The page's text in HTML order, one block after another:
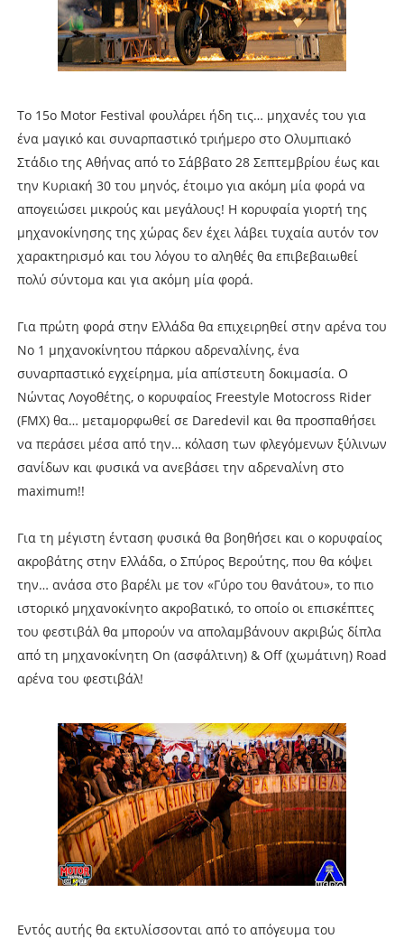
Το 15ο Motor Festival φουλάρει ήδη τις… μηχανές του για
ένα μαγικό και συναρπαστικό τριήμερο στο Ολυμπιακό
Στάδιο της Αθήνας από το Σάββατο 28 Σεπτεμβρίου έως και
την Κυριακή 30 του μηνός, έτοιμο για ακόμη μία φορά να
απογειώσει μικρούς και μεγάλους! Η κορυφαία γιορτή της
μηχανοκίνησης της χώρας δεν έχει λάβει τυχαία αυτόν τον
χαρακτηρισμό και του λόγου το αληθές θα επιβεβαιωθεί
πολύ σύντομα και για ακόμη μία φορά.
Για πρώτη φορά στην Ελλάδα θα επιχειρηθεί στην αρένα του
Νο 1 μηχανοκίνητου πάρκου αδρεναλίνης, ένα
συναρπαστικό εγχείρημα, μία απίστευτη δοκιμασία. Ο
Νώντας Λογοθέτης, ο κορυφαίος Freestyle Motocross Rider
(FMX) θα… μεταμορφωθεί σε Daredevil και θα προσπαθήσει
να περάσει μέσα από την… κόλαση των φλεγόμενων ξύλινων
σανίδων και φυσικά να ανεβάσει την αδρεναλίνη στο
maximum!!
Για τη μέγιστη ένταση φυσικά θα βοηθήσει και ο κορυφαίος
ακροβάτης στην Ελλάδα, ο Σπύρος Βερούτης, που θα κόψει
την… ανάσα στο βαρέλι με τον «Γύρο του θανάτου», το πιο
ιστορικό μηχανοκίνητο ακροβατικό, το οποίο οι επισκέπτες
του φεστιβάλ θα μπορούν να απολαμβάνουν ακριβώς δίπλα
από τη μηχανοκίνητη On (ασφάλτινη) & Off (χωμάτινη) Road
αρένα του φεστιβάλ!
Εντός αυτής θα εκτυλίσσονται από το απόγευμα του